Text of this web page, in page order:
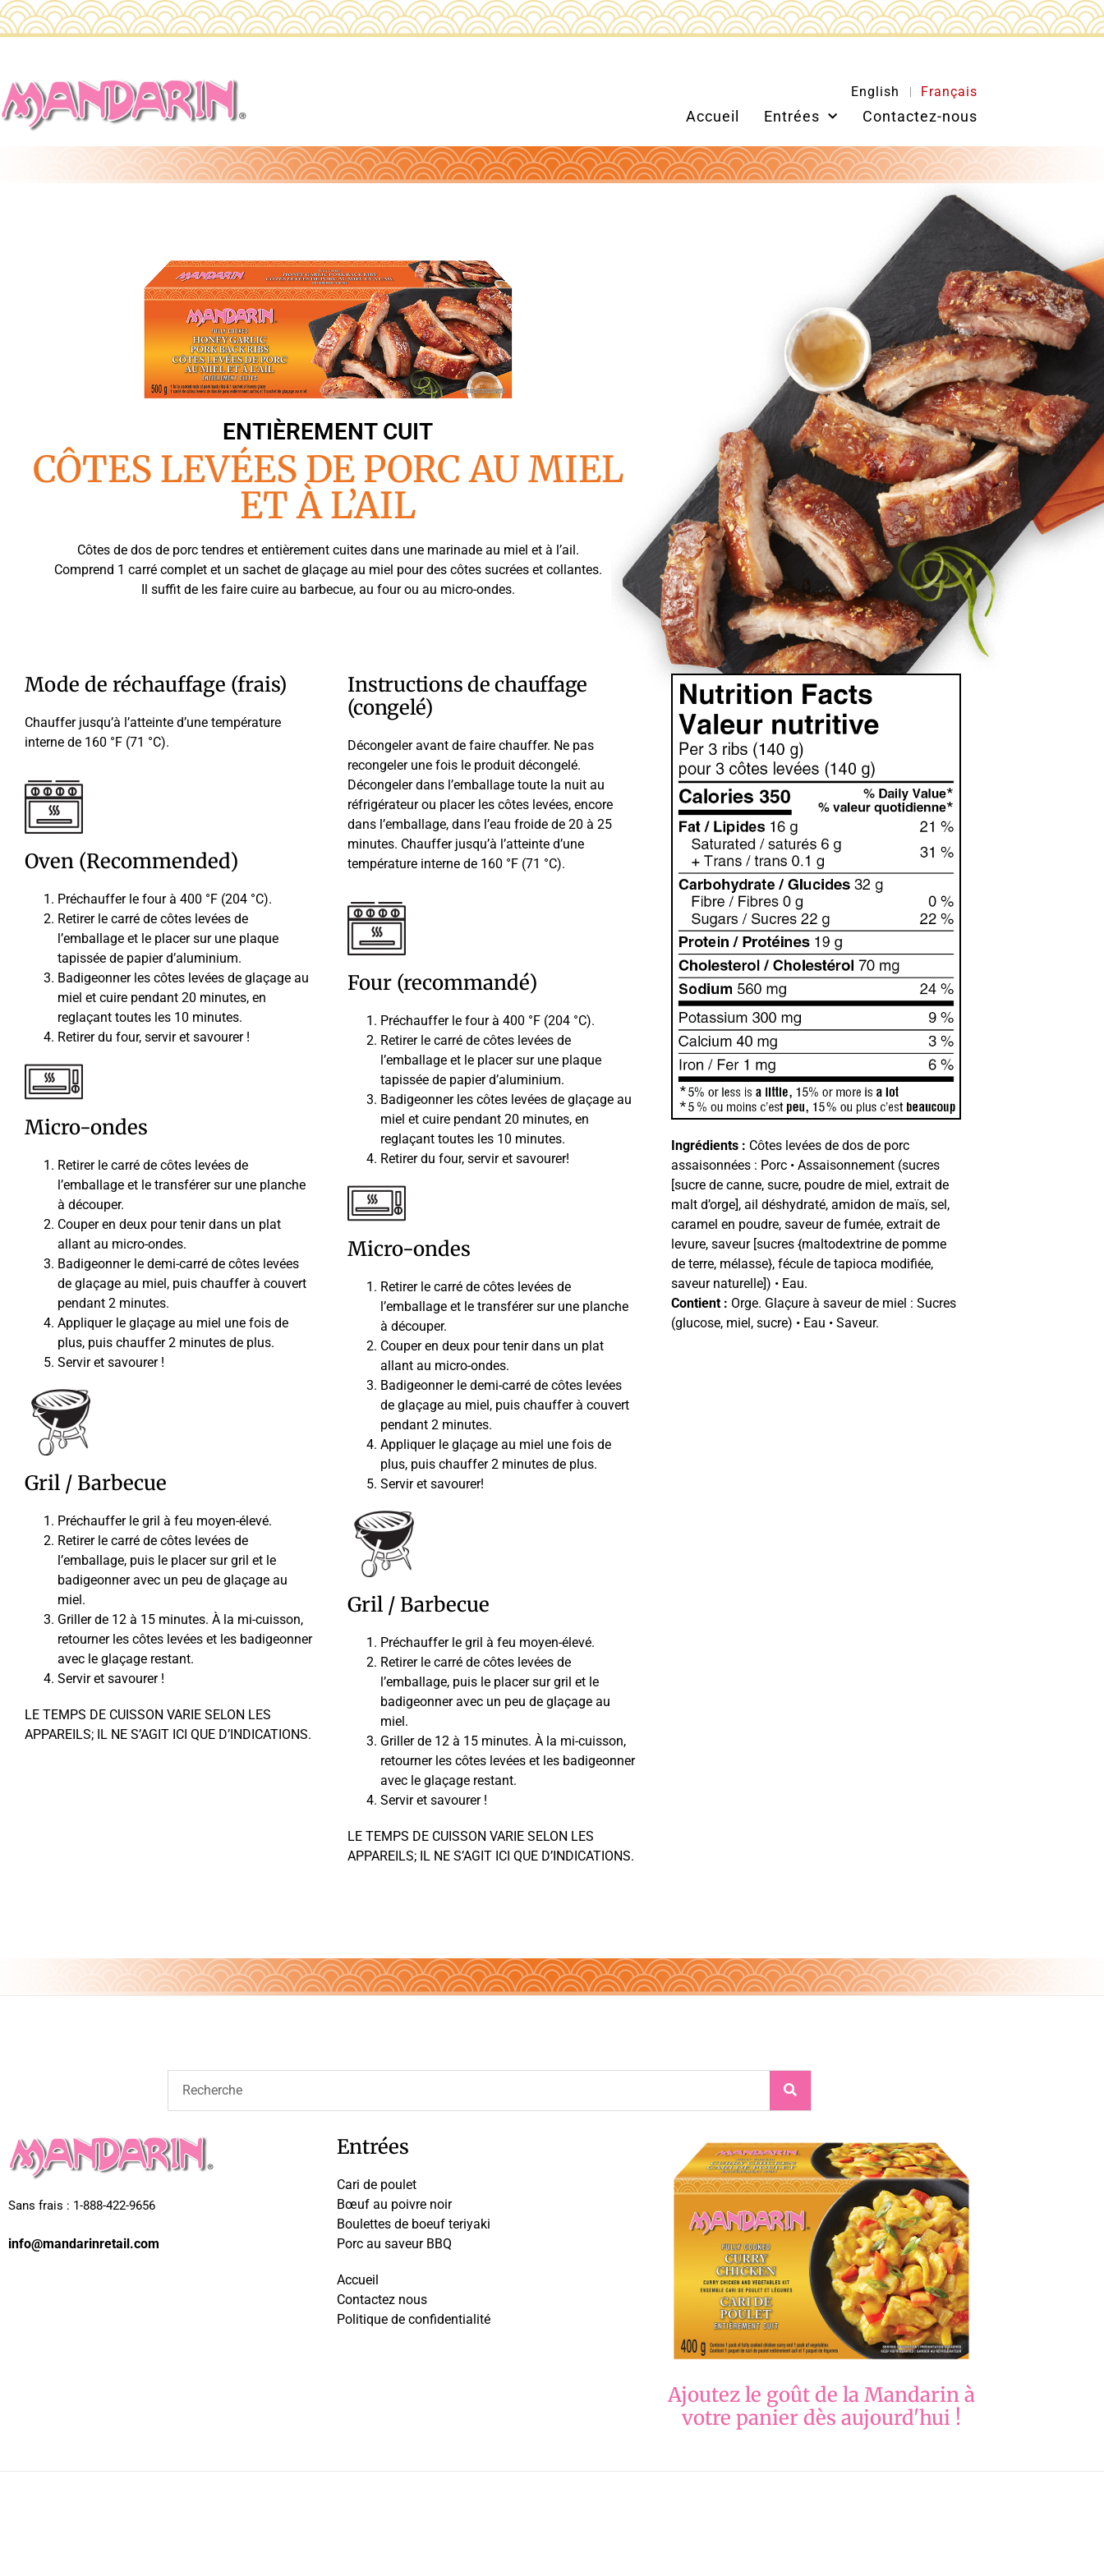
English Français
Accueil Entrées Contactez-nous
ENTIÈREMENT CUIT
CÔTES LEVÉES DE PORC AU MIEL
ET À L’AIL
Côtes de dos de porc tendres et entièrement cuites dans une marinade au miel et à l’ail.
Comprend 1 carré complet et un sachet de glaçage au miel pour des côtes sucrées et collantes.
Il suffit de les faire cuire au barbecue, au four ou au micro-ondes.
Mode de réchauffage (frais)
Chauffer jusqu’à l’atteinte d’une température
interne de 160 °F (71 °C).
Oven (Recommended)
Préchauffer le four à 400 °F (204 °C).
Retirer le carré de côtes levées de
l’emballage et le placer sur une plaque
tapissée de papier d’aluminium.
Badigeonner les côtes levées de glaçage au
miel et cuire pendant 20 minutes, en
reglaçant toutes les 10 minutes.
Retirer du four, servir et savourer !
Micro-ondes
Retirer le carré de côtes levées de
l’emballage et le transférer sur une planche
à découper.
Couper en deux pour tenir dans un plat
allant au micro-ondes.
Badigeonner le demi-carré de côtes levées
de glaçage au miel, puis chauffer à couvert
pendant 2 minutes.
Appliquer le glaçage au miel une fois de
plus, puis chauffer 2 minutes de plus.
Servir et savourer !
Gril / Barbecue
Préchauffer le gril à feu moyen-élevé.
Retirer le carré de côtes levées de
l’emballage, puis le placer sur gril et le
badigeonner avec un peu de glaçage au
miel.
Griller de 12 à 15 minutes. À la mi-cuisson,
retourner les côtes levées et les badigeonner
avec le glaçage restant.
Servir et savourer !
LE TEMPS DE CUISSON VARIE SELON LES
APPAREILS; IL NE S’AGIT ICI QUE D’INDICATIONS.
Instructions de chauffage
(congelé)
Décongeler avant de faire chauffer. Ne pas
recongeler une fois le produit décongelé.
Décongeler dans l’emballage toute la nuit au
réfrigérateur ou placer les côtes levées, encore
dans l’emballage, dans l’eau froide de 20 à 25
minutes. Chauffer jusqu’à l’atteinte d’une
température interne de 160 °F (71 °C).
Four (recommandé)
Préchauffer le four à 400 °F (204 °C).
Retirer le carré de côtes levées de
l’emballage et le placer sur une plaque
tapissée de papier d’aluminium.
Badigeonner les côtes levées de glaçage au
miel et cuire pendant 20 minutes, en
reglaçant toutes les 10 minutes.
Retirer du four, servir et savourer!
Micro-ondes
Retirer le carré de côtes levées de
l’emballage et le transférer sur une planche
à découper.
Couper en deux pour tenir dans un plat
allant au micro-ondes.
Badigeonner le demi-carré de côtes levées
de glaçage au miel, puis chauffer à couvert
pendant 2 minutes.
Appliquer le glaçage au miel une fois de
plus, puis chauffer 2 minutes de plus.
Servir et savourer!
Gril / Barbecue
Préchauffer le gril à feu moyen-élevé.
Retirer le carré de côtes levées de
l’emballage, puis le placer sur gril et le
badigeonner avec un peu de glaçage au
miel.
Griller de 12 à 15 minutes. À la mi-cuisson,
retourner les côtes levées et les badigeonner
avec le glaçage restant.
Servir et savourer !
LE TEMPS DE CUISSON VARIE SELON LES
APPAREILS; IL NE S’AGIT ICI QUE D’INDICATIONS.
Ingrédients : Côtes levées de dos de porc
assaisonnées : Porc • Assaisonnement (sucres
[sucre de canne, sucre, poudre de miel, extrait de
malt d’orge], ail déshydraté, amidon de maïs, sel,
caramel en poudre, saveur de fumée, extrait de
levure, saveur [sucres {maltodextrine de pomme
de terre, mélasse}, fécule de tapioca modifiée,
saveur naturelle]) • Eau.
Contient : Orge. Glaçure à saveur de miel : Sucres
(glucose, miel, sucre) • Eau • Saveur.
Sans frais : 1-888-422-9656
info@mandarinretail.com
Entrées
Cari de poulet
Bœuf au poivre noir
Boulettes de boeuf teriyaki
Porc au saveur BBQ
Accueil
Contactez nous
Politique de confidentialité
Ajoutez le goût de la Mandarin à
votre panier dès aujourd'hui !